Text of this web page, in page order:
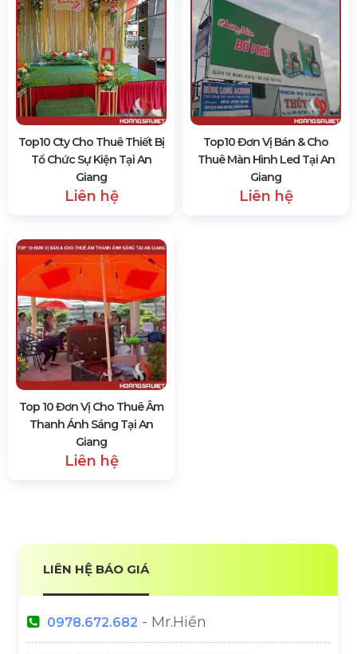
Top10 Cty Cho Thuê Thiết Bị
Tổ Chức Sự Kiện Tại An
Giang
Liên hệ
Top10 Đơn Vị Bán & Cho
Thuê Màn Hình Led Tại An
Giang
Liên hệ
Top 10 Đơn Vị Cho Thuê Âm
Thanh Ánh Sáng Tại An
Giang
Liên hệ
LIÊN HỆ BÁO GIÁ
- Mr.Hiền